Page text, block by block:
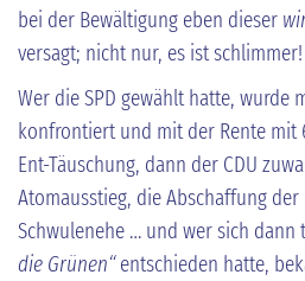
bei der Bewältigung eben dieser
versagt; nicht nur, es ist schlimmer!
Wer die SPD gewählt hatte, wurde
konfrontiert und mit der Rente mit
Ent-Täuschung, dann der CDU
Atomausstieg, die Abschaffung
Schwulenehe … und wer sich dann
die Grünen“entschieden hatte,